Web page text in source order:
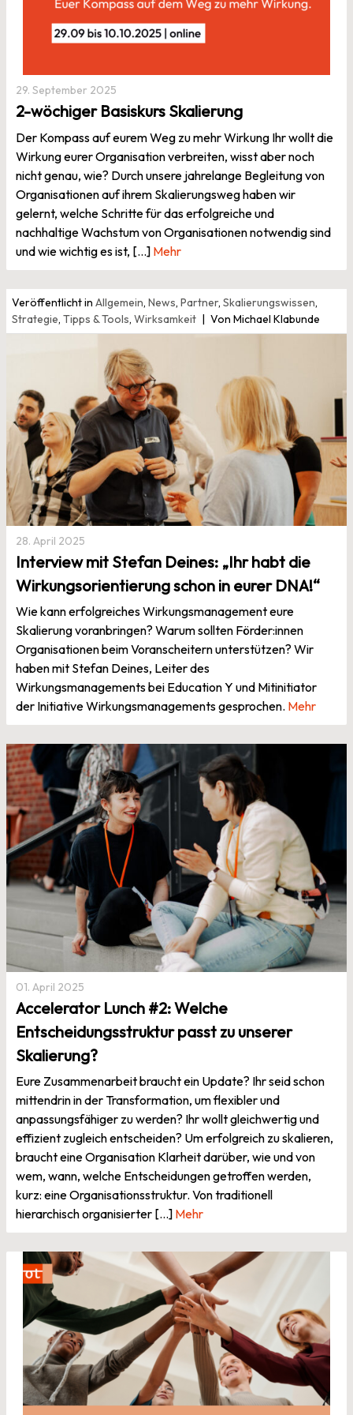
29. September 2025
2-wöchiger Basiskurs Skalierung
Der Kompass auf eurem Weg zu mehr Wirkung Ihr wollt die
Wirkung eurer Organisation verbreiten, wisst aber noch
nicht genau, wie? Durch unsere jahrelange Begleitung von
Organisationen auf ihrem Skalierungsweg haben wir
gelernt, welche Schritte für das erfolgreiche und
nachhaltige Wachstum von Organisationen notwendig sind
und wie wichtig es ist, [...] Mehr
Veröffentlicht in Allgemein, News, Partner, Skalierungswissen,
Strategie, Tipps & Tools, Wirksamkeit Von Michael Klabunde
28. April 2025
Interview mit Stefan Deines: „Ihr habt die
Wirkungsorientierung schon in eurer DNA!“
Wie kann erfolgreiches Wirkungsmanagement eure
Skalierung voranbringen? Warum sollten Förder:innen
Organisationen beim Voranscheitern unterstützen? Wir
haben mit Stefan Deines, Leiter des
Wirkungsmanagements bei Education Y und Mitinitiator
der Initiative Wirkungsmanagements gesprochen. Mehr
01. April 2025
Accelerator Lunch #2: Welche
Entscheidungsstruktur passt zu unserer
Skalierung?
Eure Zusammenarbeit braucht ein Update? Ihr seid schon
mittendrin in der Transformation, um flexibler und
anpassungsfähiger zu werden? Ihr wollt gleichwertig und
effizient zugleich entscheiden? Um erfolgreich zu skalieren,
braucht eine Organisation Klarheit darüber, wie und von
wem, wann, welche Entscheidungen getroffen werden,
kurz: eine Organisationsstruktur. Von traditionell
hierarchisch organisierter [...] Mehr